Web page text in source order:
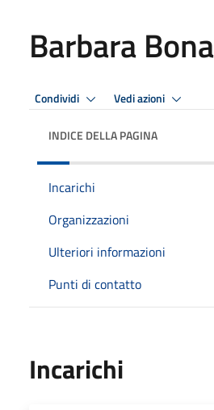
Barbara
Condividi Vedi azioni
INDICE DELLA PAGINA
Incarichi
Organizzazioni
Ulteriori informazioni
Punti di contatto
Incarichi